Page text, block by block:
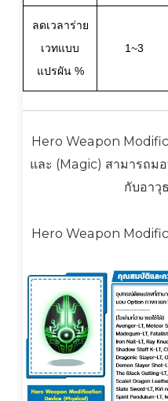
ลดเวลาร่าย
เวทแบบ
แปรผัน %
1~3
Hero Weapon
และ (Magic) สามารถม
กับอาวุ
Hero Weapon